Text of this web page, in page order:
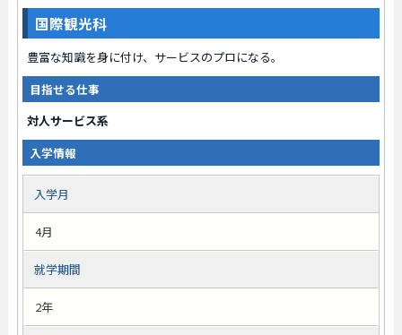
国際観光科
豊富な知識を身に付け、サービスのプロになる。
目指せる仕事
対人サービス系
入学情報
入学月
4月
就学期間
2年